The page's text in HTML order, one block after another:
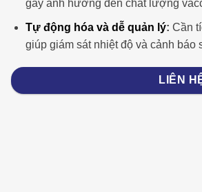
gây ảnh hưởng đến chất lượng
Tự động hóa và dễ quản lý: Cần
giúp giám sát nhiệt độ và cảnh báo
LIÊN